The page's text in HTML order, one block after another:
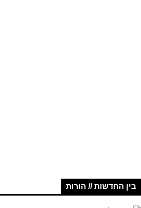
בין החדשות // הורות